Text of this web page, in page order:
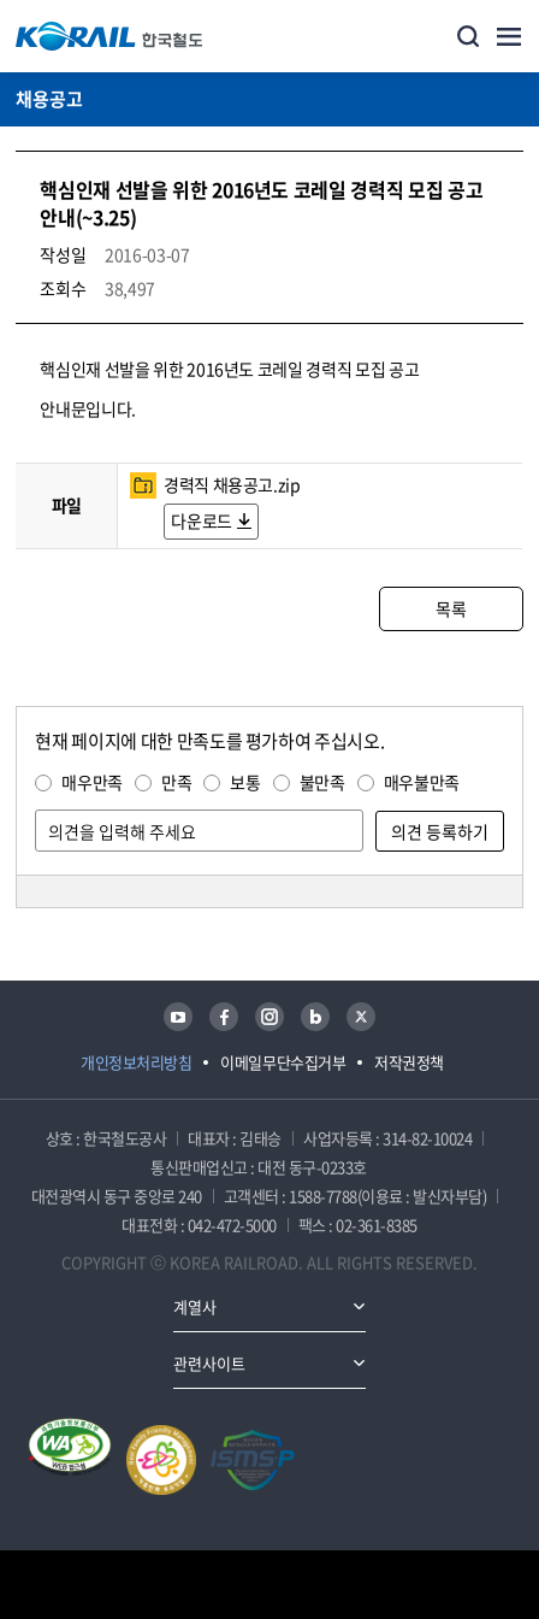
채용공고
핵심인재 선발을 위한 2016년도 코레일 경력직 모집 공고
안내(~3.25)
작성일
2016-03-07
조회수
38,497
코레일소개_경영공시_채용공고 상세보기 – 내용, 파일, 담당자 연락처로 구성
핵심인재 선발을 위한 2016년도 코레일 경력직 모집 공고
안내문입니다.
파일
경력직 채용공고.zip
다운로드
목록
현재 페이지에 대한 만족도를 평가하여 주십시오.
매우만족 만족 보통 불만족 매우불만족
개인정보처리방침 이메일무단수집거부 저작권정책
유튜브 페이스북 인스타그램 블로그 트위터
상호 : 한국철도공사 대표자 : 김태승
사업자등록 : 314-82-10024
통신판매업신고 : 대전 동구-0233호
대전광역시 동구 중앙로 240
고객센터 : 1588-7788(이용료 : 발신자부담)
대표전화 : 042-472-5000
팩스 : 02-361-8385
COPYRIGHT ⓒ KOREA RAILROAD. ALL RIGHTS RESERVED.
계열사
관련사이트